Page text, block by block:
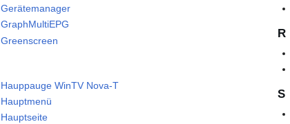
Gerätemanager
GraphMultiEPG
Greenscreen
Hauppauge WinTV Nova-T
Hauptmenü
Hauptseite
R
S